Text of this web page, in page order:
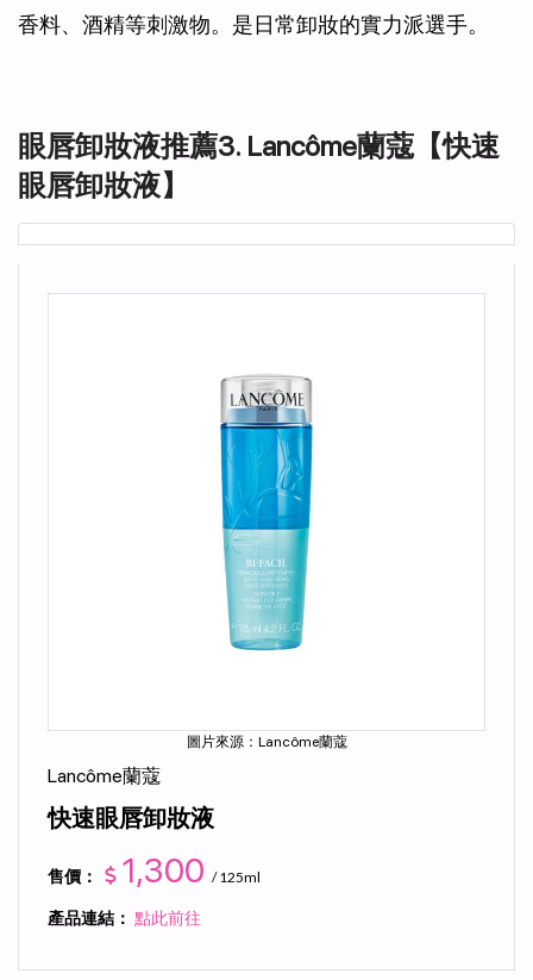
香料、酒精等刺激物。是日常卸妝的實力派選手。
眼唇卸妝液推薦3. Lancôme蘭蔻【快速
眼唇卸妝液】
圖片來源：Lancôme蘭蔻
Lancôme蘭蔻
快速眼唇卸妝液
售價： 1,300 / 125ml
產品連結： 點此前往